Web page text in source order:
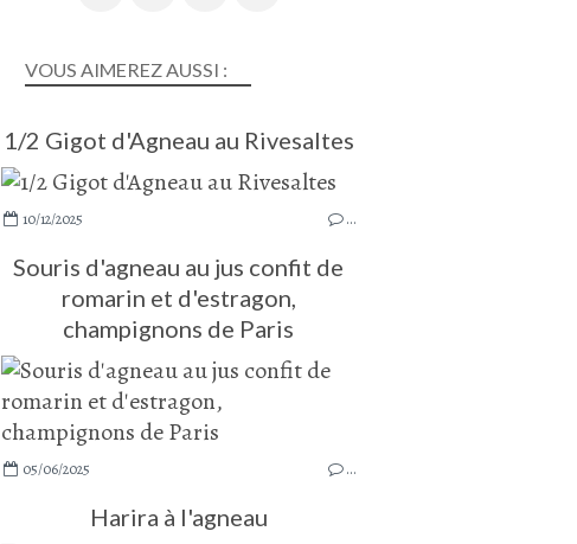
VOUS AIMEREZ AUSSI :
1/2 Gigot d'Agneau au Rivesaltes
10/12/2025 …
Souris d'agneau au jus confit de
romarin et d'estragon,
champignons de Paris
05/06/2025 …
Harira à l'agneau